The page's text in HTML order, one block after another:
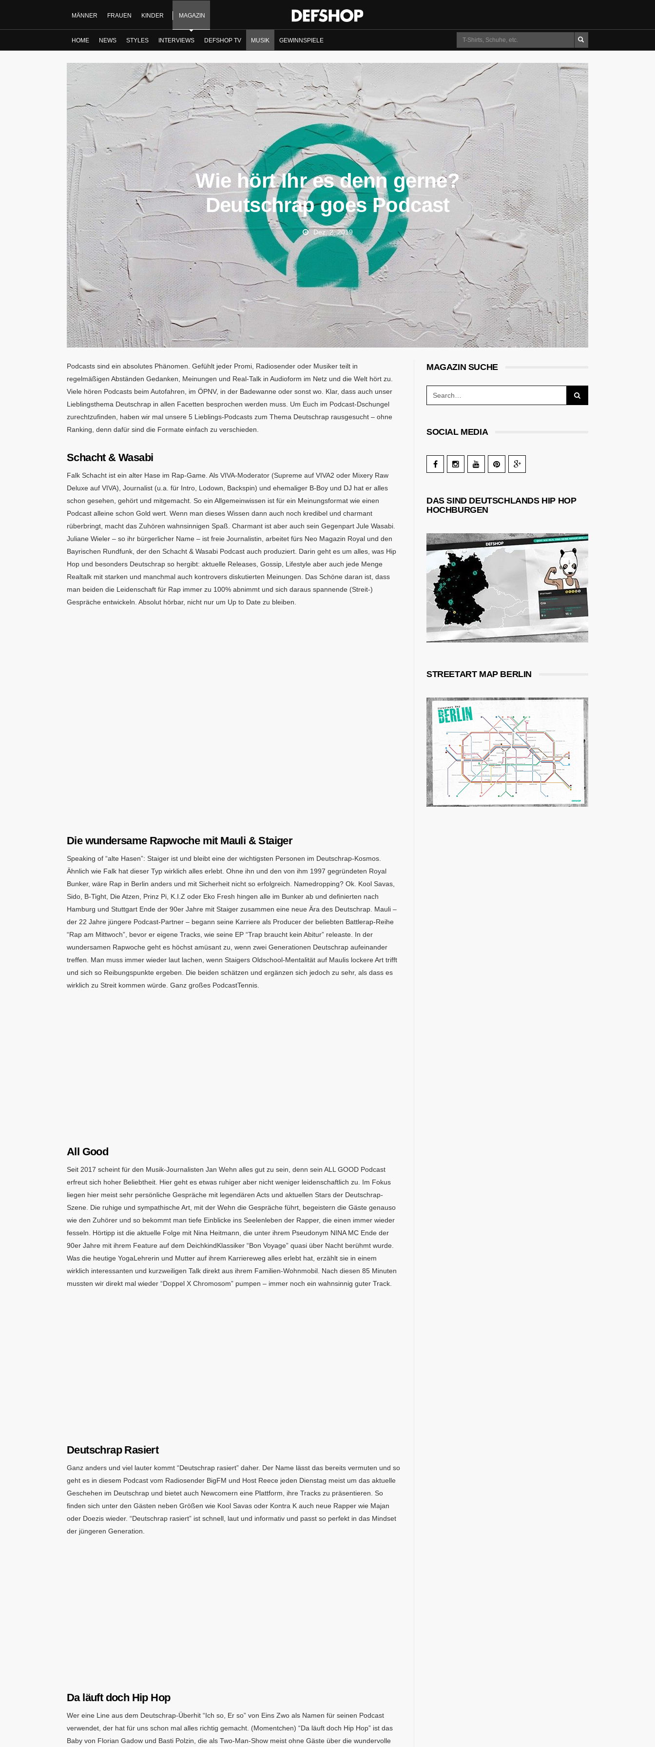
MÄNNER FRAUEN KINDER MAGAZIN
HOME NEWS STYLES INTERVIEWS DEFSHOP TV MUSIK GEWINNSPIELE
Wie hört Ihr es denn gerne?
Deutschrap goes Podcast
Dez. 2, 2019
Podcasts sind ein absolutes Phänomen. Gefühlt jeder Promi, Radiosender oder Musiker teilt in
regelmäßigen Abständen Gedanken, Meinungen und Real-Talk in Audioform im Netz und die Welt hört zu.
Viele hören Podcasts beim Autofahren, im ÖPNV, in der Badewanne oder sonst wo. Klar, dass auch unser
Lieblingsthema Deutschrap in allen Facetten besprochen werden muss. Um Euch im Podcast-Dschungel
zurechtzuﬁnden, haben wir mal unsere 5 Lieblings-Podcasts zum Thema Deutschrap rausgesucht – ohne
Ranking, denn dafür sind die Formate einfach zu verschieden.
Schacht & Wasabi
Falk Schacht ist ein alter Hase im Rap-Game. Als VIVA-Moderator (Supreme auf VIVA2 oder Mixery Raw
Deluxe auf VIVA), Journalist (u.a. für Intro, Lodown, Backspin) und ehemaliger B-Boy und DJ hat er alles
schon gesehen, gehört und mitgemacht. So ein Allgemeinwissen ist für ein Meinungsformat wie einen
Podcast alleine schon Gold wert. Wenn man dieses Wissen dann auch noch kredibel und charmant
rüberbringt, macht das Zuhören wahnsinnigen Spaß. Charmant ist aber auch sein Gegenpart Jule Wasabi.
Juliane Wieler – so ihr bürgerlicher Name – ist freie Journalistin, arbeitet fürs Neo Magazin Royal und den
Bayrischen Rundfunk, der den Schacht & Wasabi Podcast auch produziert. Darin geht es um alles, was Hip
Hop und besonders Deutschrap so hergibt: aktuelle Releases, Gossip, Lifestyle aber auch jede Menge
Realtalk mit starken und manchmal auch kontrovers diskutierten Meinungen. Das Schöne daran ist, dass
man beiden die Leidenschaft für Rap immer zu 100% abnimmt und sich daraus spannende (Streit-)
Gespräche entwickeln. Absolut hörbar, nicht nur um Up to Date zu bleiben.
Die wundersame Rapwoche mit Mauli & Staiger
Speaking of “alte Hasen”: Staiger ist und bleibt eine der wichtigsten Personen im Deutschrap-Kosmos.
Ähnlich wie Falk hat dieser Typ wirklich alles erlebt. Ohne ihn und den von ihm 1997 gegründeten Royal
Bunker, wäre Rap in Berlin anders und mit Sicherheit nicht so erfolgreich. Namedropping? Ok. Kool Savas,
Sido, B-Tight, Die Atzen, Prinz Pi, K.I.Z oder Eko Fresh hingen alle im Bunker ab und deﬁnierten nach
Hamburg und Stuttgart Ende der 90er Jahre mit Staiger zusammen eine neue Ära des Deutschrap. Mauli –
der 22 Jahre jüngere Podcast-Partner – begann seine Karriere als Producer der beliebten Battlerap-Reihe
“Rap am Mittwoch”, bevor er eigene Tracks, wie seine EP “Trap braucht kein Abitur” releaste. In der
wundersamen Rapwoche geht es höchst amüsant zu, wenn zwei Generationen Deutschrap aufeinander
treffen. Man muss immer wieder laut lachen, wenn Staigers Oldschool-Mentalität auf Maulis lockere Art trifft
und sich so Reibungspunkte ergeben. Die beiden schätzen und ergänzen sich jedoch zu sehr, als dass es
wirklich zu Streit kommen würde. Ganz großes PodcastTennis.
All Good
Seit 2017 scheint für den Musik-Journalisten Jan Wehn alles gut zu sein, denn sein ALL GOOD Podcast
erfreut sich hoher Beliebtheit. Hier geht es etwas ruhiger aber nicht weniger leidenschaftlich zu. Im Fokus
liegen hier meist sehr persönliche Gespräche mit legendären Acts und aktuellen Stars der Deutschrap-
Szene. Die ruhige und sympathische Art, mit der Wehn die Gespräche führt, begeistern die Gäste genauso
wie den Zuhörer und so bekommt man tiefe Einblicke ins Seelenleben der Rapper, die einen immer wieder
fesseln. Hörtipp ist die aktuelle Folge mit Nina Heitmann, die unter ihrem Pseudonym NINA MC Ende der
90er Jahre mit ihrem Feature auf dem DeichkindKlassiker “Bon Voyage” quasi über Nacht berühmt wurde.
Was die heutige YogaLehrerin und Mutter auf ihrem Karriereweg alles erlebt hat, erzählt sie in einem
wirklich interessanten und kurzweiligen Talk direkt aus ihrem Familien-Wohnmobil. Nach diesen 85 Minuten
mussten wir direkt mal wieder “Doppel X Chromosom” pumpen – immer noch ein wahnsinnig guter Track.
Deutschrap Rasiert
Ganz anders und viel lauter kommt “Deutschrap rasiert” daher. Der Name lässt das bereits vermuten und so
geht es in diesem Podcast vom Radiosender BigFM und Host Reece jeden Dienstag meist um das aktuelle
Geschehen im Deutschrap und bietet auch Newcomern eine Plattform, ihre Tracks zu präsentieren. So
ﬁnden sich unter den Gästen neben Größen wie Kool Savas oder Kontra K auch neue Rapper wie Majan
oder Doezis wieder. “Deutschrap rasiert” ist schnell, laut und informativ und passt so perfekt in das Mindset
der jüngeren Generation.
Da läuft doch Hip Hop
Wer eine Line aus dem Deutschrap-Überhit “Ich so, Er so” von Eins Zwo als Namen für seinen Podcast
verwendet, der hat für uns schon mal alles richtig gemacht. (Momentchen) “Da läuft doch Hip Hop” ist das
Baby von Florian Gadow und Basti Polzin, die als Two-Man-Show meist ohne Gäste über die wundervolle
MAGAZIN SUCHE
SOCIAL MEDIA
DAS SIND DEUTSCHLANDS HIP HOP
HOCHBURGEN
STREETART MAP BERLIN